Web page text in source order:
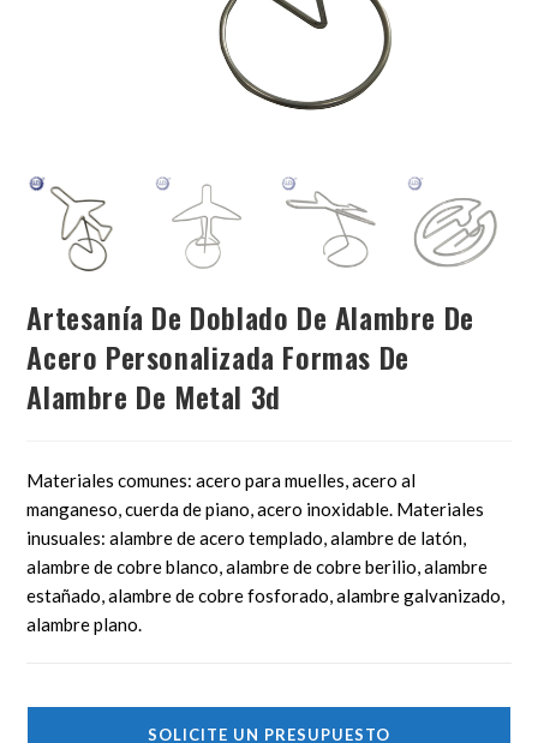
Artesanía De Doblado De Alambre De
Acero Personalizada Formas De
Alambre De Metal 3d
Materiales comunes: acero para muelles, acero al
manganeso, cuerda de piano, acero inoxidable. Materiales
inusuales: alambre de acero templado, alambre de latón,
alambre de cobre blanco, alambre de cobre berilio, alambre
estañado, alambre de cobre fosforado, alambre galvanizado,
alambre plano.
SOLICITE UN PRESUPUESTO